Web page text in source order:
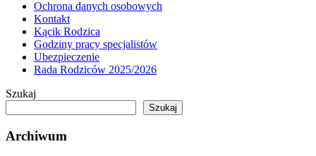
Ochrona danych osobowych
Kontakt
Kącik Rodzica
Godziny pracy specjalistów
Ubezpieczenie
Rada Rodziców 2025/2026
Szukaj
Szukaj
Archiwum